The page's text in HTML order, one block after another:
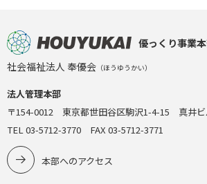
優っくり事業
社会福祉法人 奉優会 （ほうゆうかい）
法人管理本部
〒154-0012 東京都世田谷区駒沢1-4-15 真井ビ
TEL 03-5712-3770 FAX 03-5712-3771
本部へのアクセス